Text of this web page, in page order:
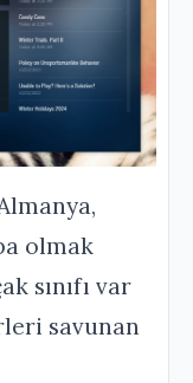
olmak
sınıfı var
savunan